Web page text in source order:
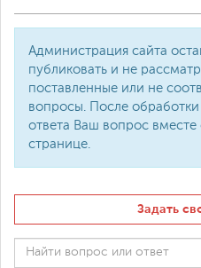
Администрация сайта
публиковать и не
поставленные или не
вопросы. После
ответа Ваш вопрос вместе
странице.
Задать